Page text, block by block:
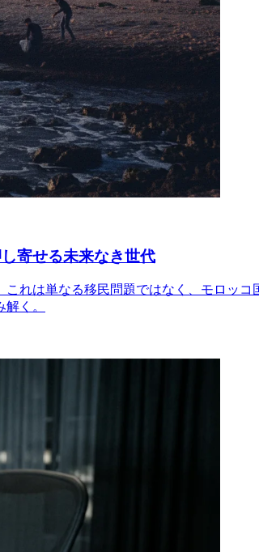
寄せる未来なき世代
れは単なる移民問題ではなく、モロッ
く。